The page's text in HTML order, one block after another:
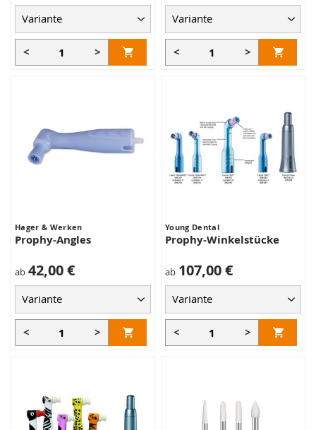
< > < >
Hager & Werken
Prophy-Angles
ab 42,00 €
< >
Young Dental
Prophy-Winkelstücke
ab 107,00 €
< >